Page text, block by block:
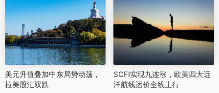
美元升值叠加中东局势动荡，
拉美股汇双跌
SCFI实现九连涨，欧美四大远
洋航线运价全线上行